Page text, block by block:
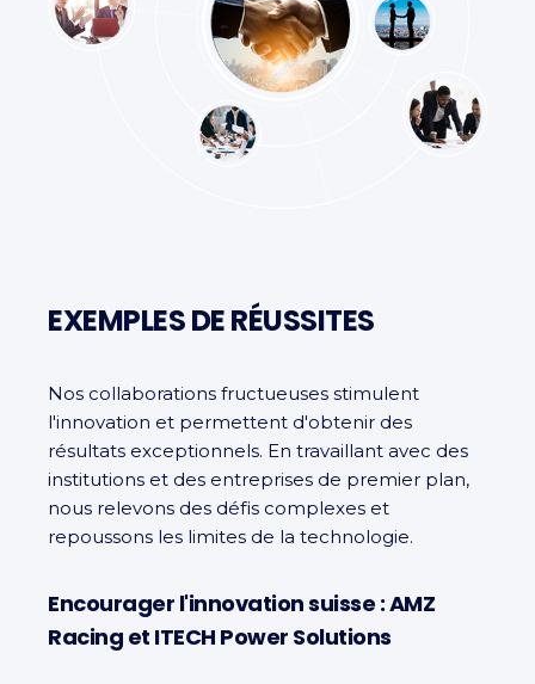
EXEMPLES DE RÉUSSITES
Nos collaborations fructueuses stimulent
l'innovation et permettent d'obtenir des
résultats exceptionnels. En travaillant avec des
institutions et des entreprises de premier plan,
nous relevons des défis complexes et
repoussons les limites de la technologie.
Encourager l'innovation suisse : AMZ
Racing et ITECH Power Solutions